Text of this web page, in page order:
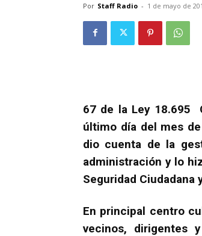
Por Staff Radio - 1 de mayo de
67 de la Ley 18.695
último día del mes
dio cuenta de la
administración y lo
Seguridad Ciudadana
En principal centro
vecinos, dirigentes